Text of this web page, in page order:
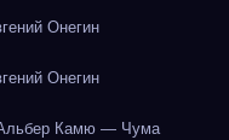
Онегин
Онегин
Камю — Чума